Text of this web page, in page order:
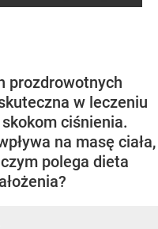
prozdrowotnych
w leczeniu
ciśnienia.
na masę ciała,
polega dieta